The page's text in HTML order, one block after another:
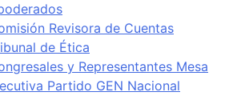
Revisora de Cuentas
de Ética
y Representantes Mesa
Partido GEN Nacional